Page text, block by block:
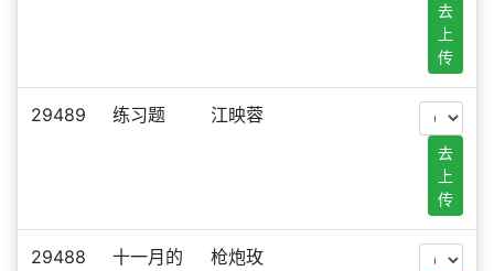
去
上
传
29489 练习题 江映蓉
去
上
传
29488
十一月的
枪炮玫